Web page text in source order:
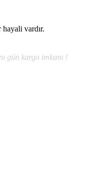
vardır.
gün kargo imkanı !